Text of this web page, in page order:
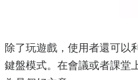
除了玩遊戲，使用者還可以
鍵盤模式。在會議或者課堂